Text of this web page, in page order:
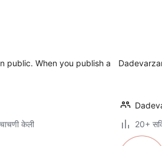
public. When you publish a
केली
20+